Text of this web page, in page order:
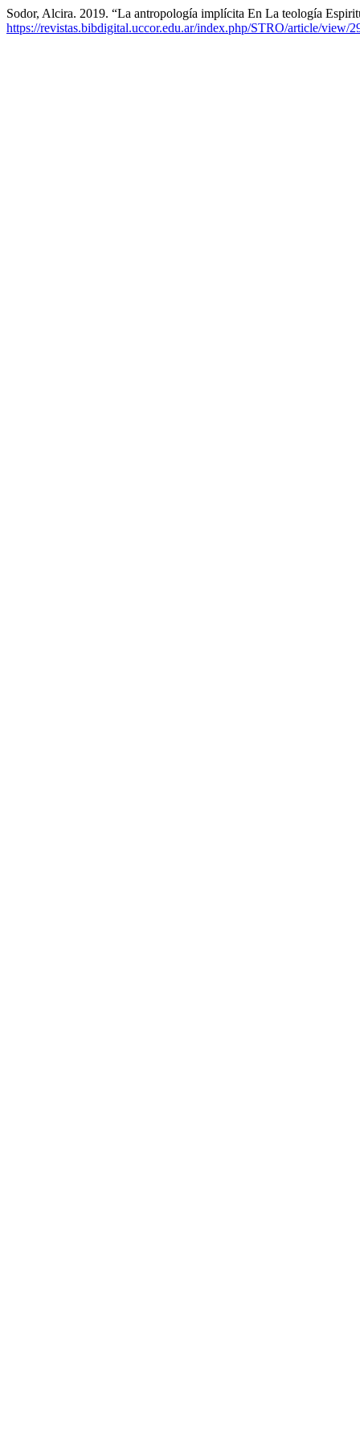
Sodor, Alcira. 2019. “La antropología implícita En La teología
https://revistas.bibdigital.uccor.edu.ar/index.php/STRO/article/view/